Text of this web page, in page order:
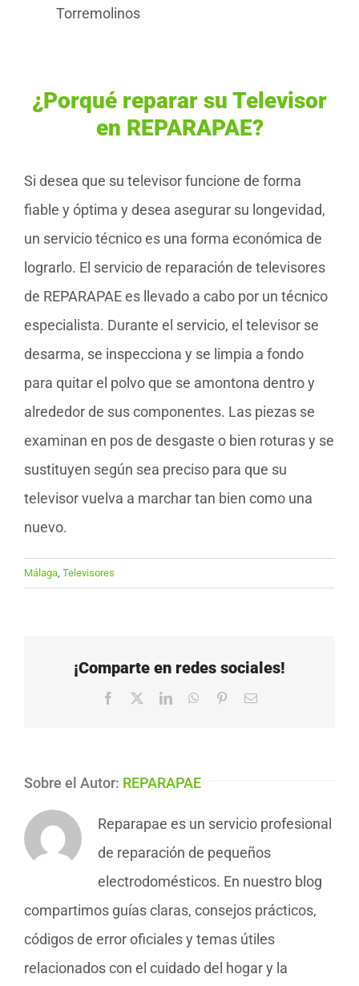
Torremolinos
¿Porqué reparar su Televisor
en REPARAPAE?
Si desea que su televisor funcione de forma
fiable y óptima y desea asegurar su longevidad,
un servicio técnico es una forma económica de
lograrlo. El servicio de reparación de televisores
de REPARAPAE es llevado a cabo por un técnico
especialista. Durante el servicio, el televisor se
desarma, se inspecciona y se limpia a fondo
para quitar el polvo que se amontona dentro y
alrededor de sus componentes. Las piezas se
examinan en pos de desgaste o bien roturas y se
sustituyen según sea preciso para que su
televisor vuelva a marchar tan bien como una
nuevo.
Málaga Televisores
¡Comparte en redes sociales!
Facebook LinkedInWhatsApp
PinterestCorreo
Sobre el Autor: REPARAPAE
Reparapae es un servicio profesional
de reparación de pequeños
electrodomésticos. En nuestro blog
compartimos guías claras, consejos prácticos,
códigos de error oficiales y temas útiles
relacionados con el cuidado del hogar y la